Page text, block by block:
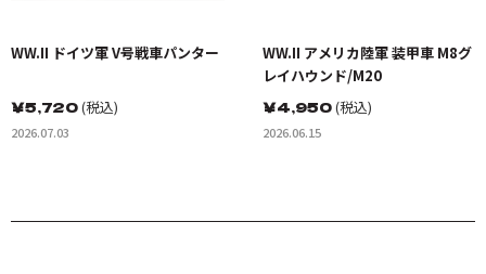
WW.II ドイツ軍 V号戦車パンター
￥5,720(税込)
2026.07.03
WW.II アメリカ陸軍 装甲車 M8グ
レイハウンド/M20
￥4,950(税込)
2026.06.15